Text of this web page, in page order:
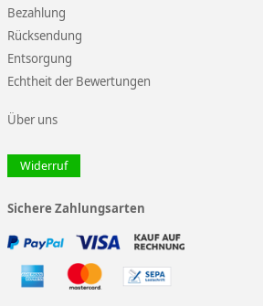
Bezahlung
Rücksendung
Entsorgung
Echtheit der Bewertungen
Über uns
Widerruf
Sichere Zahlungsarten